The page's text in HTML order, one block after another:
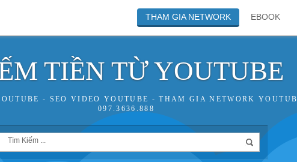
EBOOK
THAM GIA NETWORK
TIỀN TỪ YOUTUBE
- SEO VIDEO YOUTUBE - THAM GIA NETWORK
097.3636.888